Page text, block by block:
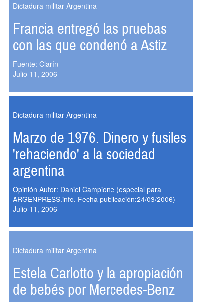
Dictadura militar Argentina
Francia entregó las pruebas
con las que condenó a Astiz
Fuente: Clarín
Julio 11, 2006
Dictadura militar Argentina
Marzo de 1976. Dinero y fusiles
'rehaciendo' a la sociedad
argentina
Opinión Autor: Daniel Campione (especial para
ARGENPRESS.info. Fecha publicación:24/03/2006)
Julio 11, 2006
Dictadura militar Argentina
Estela Carlotto y la apropiación
de bebés por Mercedes-Benz